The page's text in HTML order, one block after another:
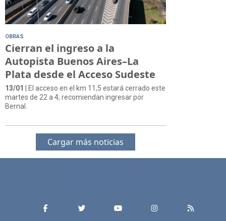
OBRAS
Cierran el ingreso a la
Autopista Buenos Aires–La
Plata desde el Acceso Sudeste
13/01
| El acceso en el km 11,5 estará cerrado este
martes de 22 a 4; recomiendan ingresar por
Bernal.
Cargar más noticias